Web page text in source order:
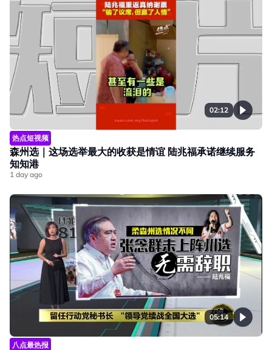
02:12
热点短视频
森州选｜这场选举最大的收获是情谊 陆兆福承诺继续服务
知知港
1 day ago
05:14
八点最热报